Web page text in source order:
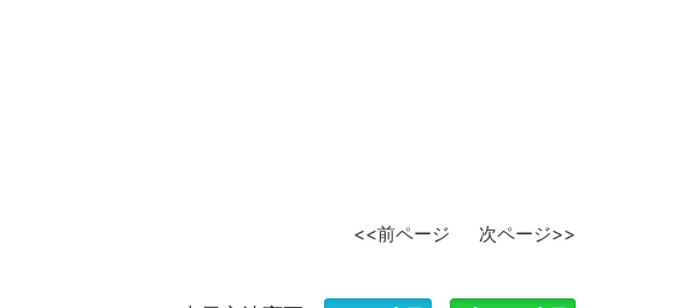
<<前ページ 次ページ>>